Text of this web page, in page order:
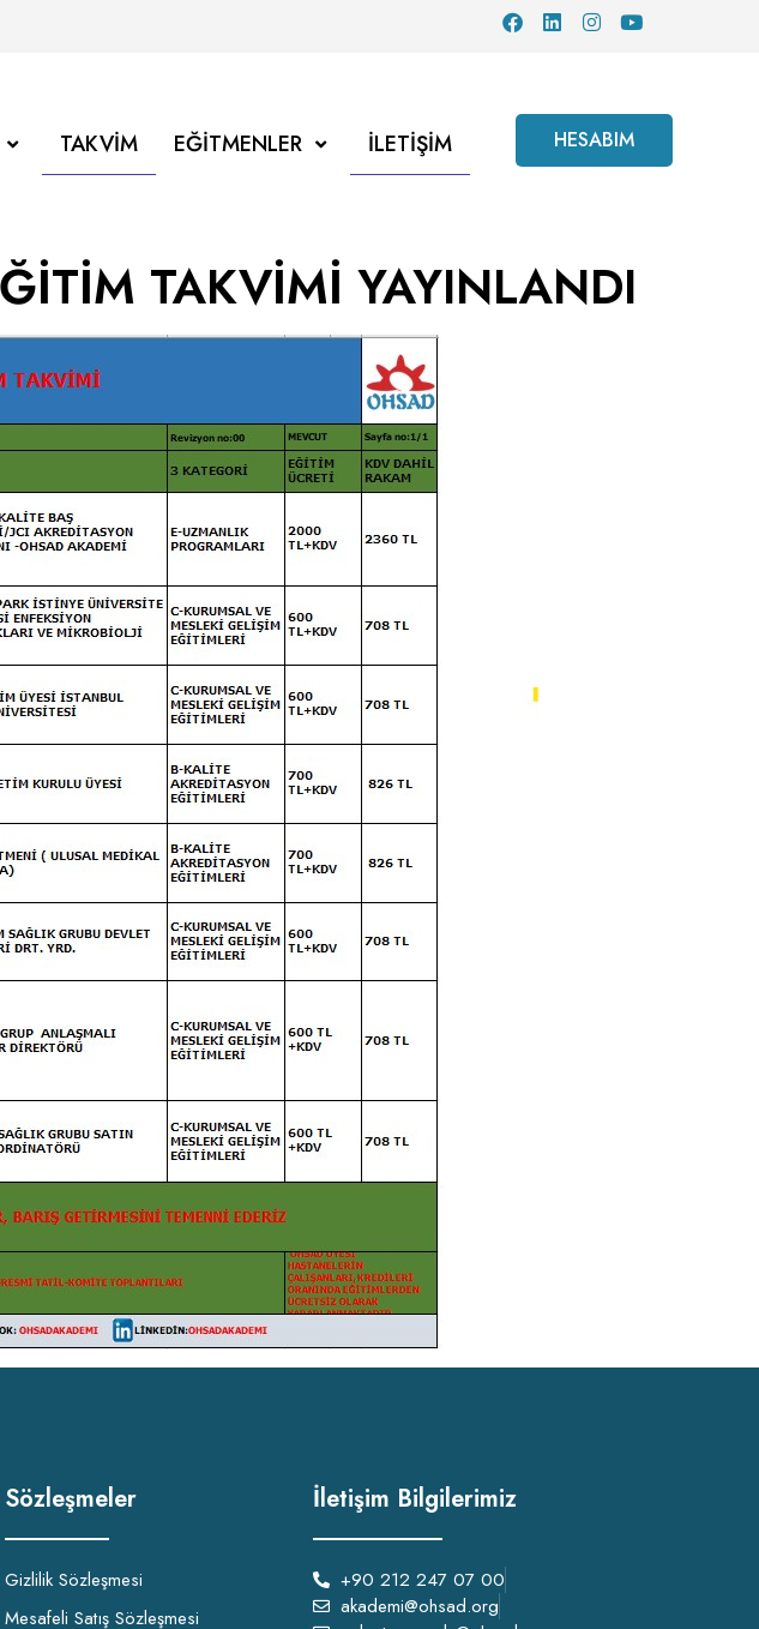
TAKVIM EĞITMENLER İLETIŞIM HESABIM
TAKVİMİ YAYINLANDI
Sözleşmeler
Gizlilik Sözleşmesi
Mesafeli Satış Sözleşmesi
İletişim Bilgilerimiz
+90 212 247 07 00
akademi@ohsad.org